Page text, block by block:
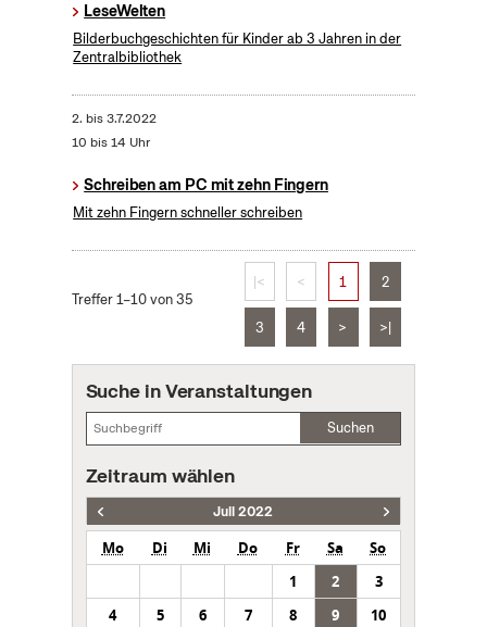
LeseWelten
Bilderbuchgeschichten für Kinder ab 3 Jahren in der
Zentralbibliothek
2. bis3.7.2022
10 bis 14 Uhr
Schreiben am PC mit zehn Fingern
Mit zehn Fingern schneller schreiben
Treffer 1–10 von 35
|< < 1 2
3 4 > >|
Suche in Veranstaltungen
Suchen
Zeitraum wählen
Juli 2022
Mo Di Mi Do Fr Sa
So
1
2
3
4
5 6 7 8 9
10